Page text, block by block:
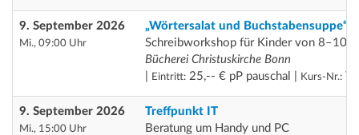
9. September 2026
Mi., 09:00 Uhr
„Wörtersalat und Buchstabensuppe“
Schreibworkshop für Kinder von 8–10
Bücherei Christuskirche Bonn
Eintritt: 25,-- € pP pauschal | Kurs-Nr.:
9. September 2026
Mi., 15:00 Uhr
Treffpunkt IT
Beratung um Handy und PC